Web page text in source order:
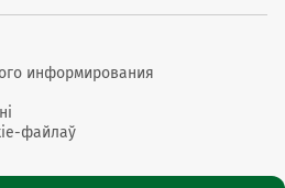
информирования
файлаў